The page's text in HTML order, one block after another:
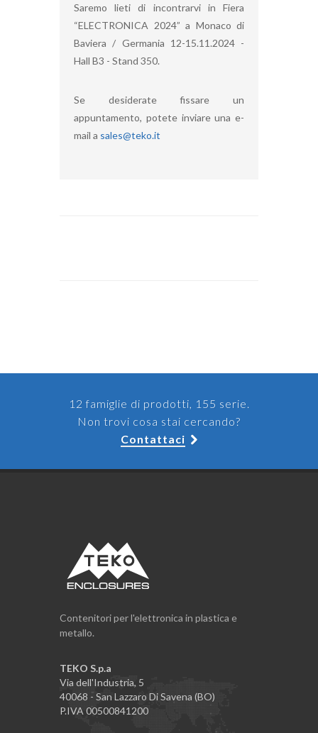
Saremo lieti di incontrarvi in Fiera
“ELECTRONICA 2024” a Monaco di
Baviera / Germania 12-15.11.2024 -
Hall B3 - Stand 350.
Se desiderate fissare un
appuntamento, potete inviare una e-
mail a sales@teko.it
12 famiglie di prodotti, 155 serie.
Non trovi cosa stai cercando?
Contattaci
Contenitori per l'elettronica in plastica e
metallo.
TEKO S.p.a
Via dell'Industria, 5
40068 - San Lazzaro Di Savena (BO)
P.IVA 00500841200